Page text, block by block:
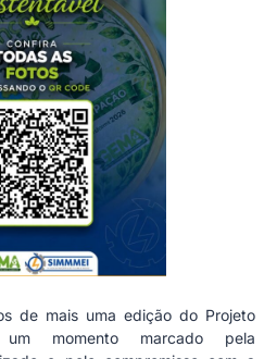
de mais uma edição do Projeto
um momento marcado pela